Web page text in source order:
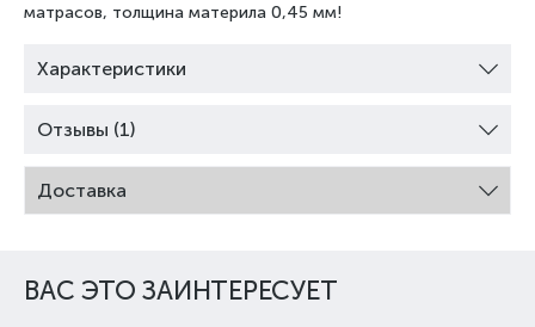
матрасов, толщина материла 0,45 мм!
Характеристики
Отзывы (1)
Доставка
ВАС ЭТО ЗАИНТЕРЕСУЕТ